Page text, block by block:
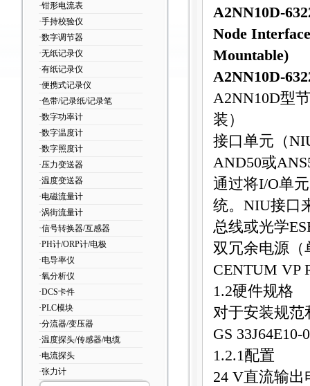
·钳形电流表
·手持校验仪
·数字调节器
·无纸记录仪
·有纸记录仪
·便携式记录仪
·色带/记录纸/记录笔
·数字功率计
·数字温度计
·数字照度计
·压力变送器
·温度变送器
·电磁流量计
·涡街流量计
·信号转换器/互感器
·PH计/ORP计/电极
·电导率仪
·氧分析仪
·DCS卡件
·PLC模块
·分流器/变压器
·温度探头/传感器/电缆
·电流探头
·张力计
A2NN10D-
Node
Mountable)
A2NN10D-
A2NN10D型
装）
接口单元（
AND50或
通过将I/O单
统。 NIU接口
总线或光学
双冗余电源（
CENTUM VP
1.2硬件规格
对于安装规范
GS 33J64E10-
1.2.1配置
24 V直流输出